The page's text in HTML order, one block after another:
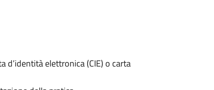
d’identità elettronica (CIE) o carta